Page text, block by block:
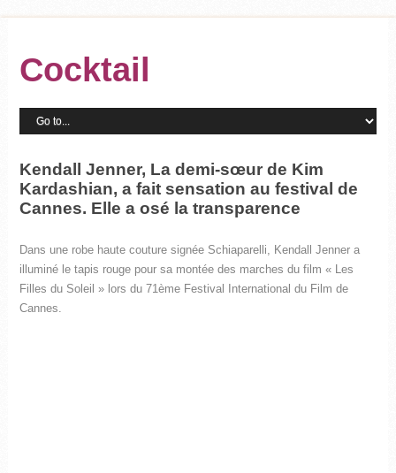
Cocktail
Kendall Jenner, La demi-sœur de Kim
Kardashian, a fait sensation au festival de
Cannes. Elle a osé la transparence
Dans une robe haute couture signée Schiaparelli, Kendall Jenner a
illuminé le tapis rouge pour sa montée des marches du film « Les
Filles du Soleil » lors du 71ème Festival International du Film de
Cannes.